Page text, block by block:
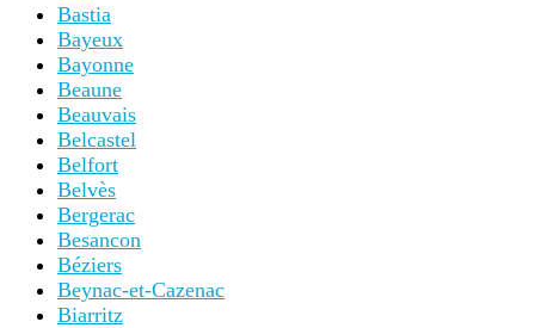
Bastia
Bayeux
Bayonne
Beaune
Beauvais
Belcastel
Belfort
Belvès
Bergerac
Besancon
Béziers
Beynac-et-Cazenac
Biarritz